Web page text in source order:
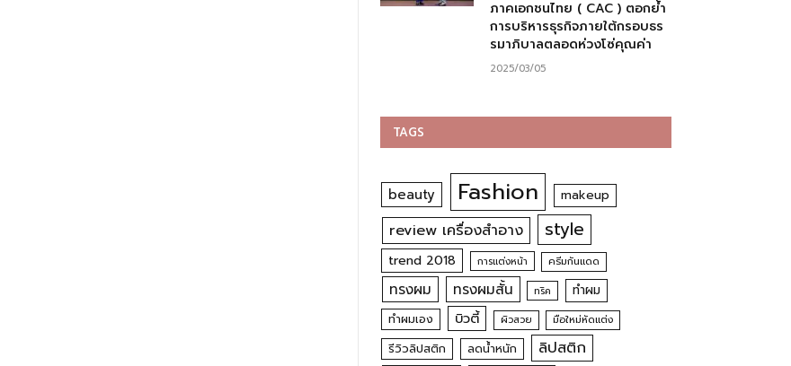
ภาคเอกชนไทย ( CAC ) ตอกย้ำ
การบริหารธุรกิจภายใต้กรอบธร
รมาภิบาลตลอดห่วงโซ่คุณค่า
2025/03/05
TAGS
beauty Fashion makeup
review เครื่องสำอาง style
trend 2018 การแต่งหน้า ครีมกันแดด
ทรงผม ทรงผมสั้น ทริค ทำผม
ทำผมเอง บิวตี้ ผิวสวย มือใหม่หัดแต่ง
รีวิวลิปสติก ลดน้ำหนัก ลิปสติก